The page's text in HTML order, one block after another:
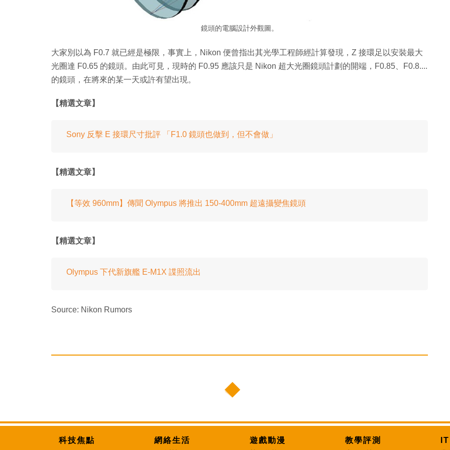
鏡頭的電腦設計外觀圖。
大家別以為 F0.7 就已經是極限，事實上，Nikon 便曾指出其光學工程師經計算發現，Z 接環足以安裝最大
光圈達 F0.65 的鏡頭。由此可見，現時的 F0.95 應該只是 Nikon 超大光圈鏡頭計劃的開端，F0.85、F0.8....
的鏡頭，在將來的某一天或許有望出現。
【精選文章】
Sony 反擊 E 接環尺寸批評 「F1.0 鏡頭也做到，但不會做」
【精選文章】
【等效 960mm】傳聞 Olympus 將推出 150-400mm 超遠攝變焦鏡頭
【精選文章】
Olympus 下代新旗艦 E-M1X 諜照流出
Source: Nikon Rumors
科技焦點 網絡生活 遊戲動漫 教學評測